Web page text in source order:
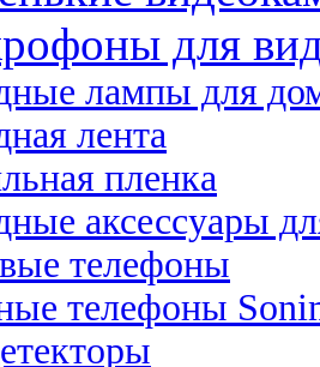
для
лампы для
лента
пленка
аксессуары
телефоны
телефоны